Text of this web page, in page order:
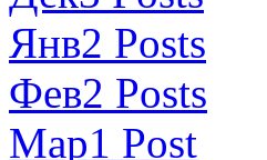
Янв2 Posts
Фев2 Posts
Мар1 Post